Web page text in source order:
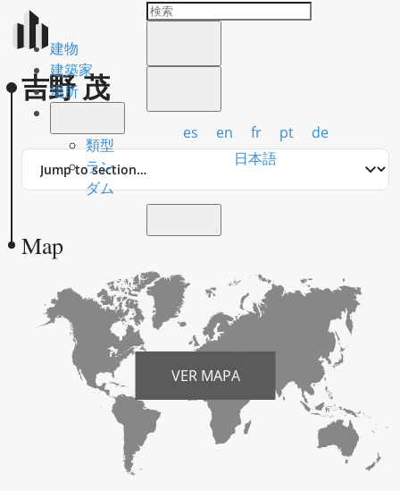
建物
建築家
場所
類型
ラン
ダム
es en fr pt
de
日本語
吉野 茂
Jump
Map
VER MAPA